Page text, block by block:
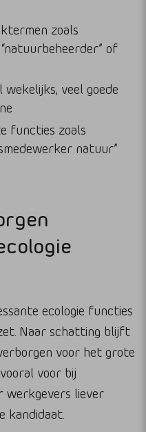
zoals
of
veel goede
functies zoals
natuur”
ecologie functies
Naar schatting blijft
voor het grote
voor bij
werkgevers liever
kandidaat.